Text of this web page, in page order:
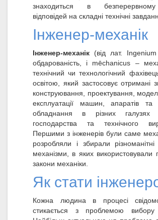
знаходиться в
відповідей на складні технічні
Інженер-механік
Інженер-механік (від лат.
обдарованість, і mēchanicus –
технічний чи технологічний
освітою, який застосовує отримані
конструювання, проектування,
експлуатації машин, апаратів та
обладнання в різних галузях
господарства та технічного
Першими з інженерів були саме
розробляли і збирали
механізми, в яких використовували
закони механіки.
Як стати
Кожна людина в процесі
стикається з проблемою вибору